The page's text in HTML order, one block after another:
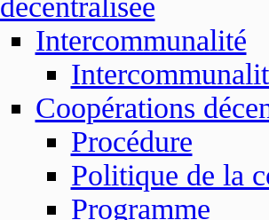
décentralisée
Intercommunalité
Coopérations
Procédure
Politique de la
Programme